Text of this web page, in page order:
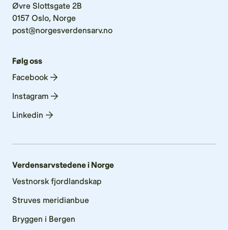
Øvre Slottsgate 2B
0157 Oslo, Norge
post@norgesverdensarv.no
Følg oss
Facebook
Instagram
Linkedin
Verdensarvstedene i Norge
Vestnorsk fjordlandskap
Struves meridianbue
Bryggen i Bergen